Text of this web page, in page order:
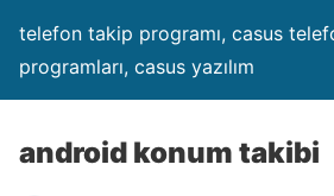
telefon takip programı, casus
programları, casus yazılım
android konum takibi